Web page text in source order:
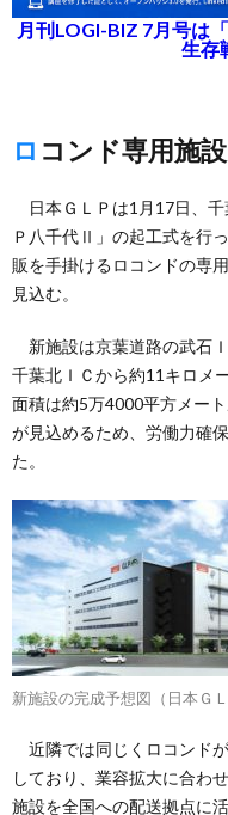
月刊LOGI-BIZ 7月号は
生存
ロコンド専用施
日本ＧＬＰは1月17日、千
Ｐ八千代Ⅱ」の起工式を行
販を手掛けるロコンドの専
見込む。
新施設は京葉道路の武石
千葉北ＩＣから約11キロメ
面積は約5万4000平方メー
が見込めるため、労働力確
た。
新施設の完成予想図（日本ＧＬ
近隣では同じくロコンド
しており、業容拡大に合わ
施設を全国への配送拠点に活